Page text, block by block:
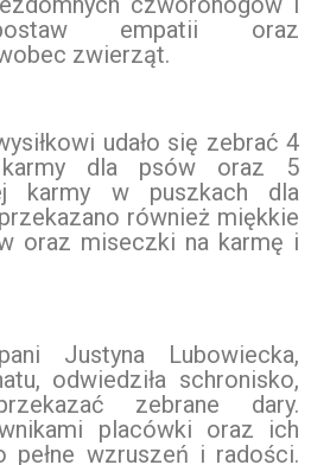
empatii oraz
zwierząt.
udało się zebrać 4
karmy dla psów oraz 5
karmy w puszkach dla
również miękkie
oraz miseczki na karmę i
Justyna Lubowiecka,
odwiedziła schronisko,
zebrane dary.
placówki oraz ich
pełne wzruszeń i radości.